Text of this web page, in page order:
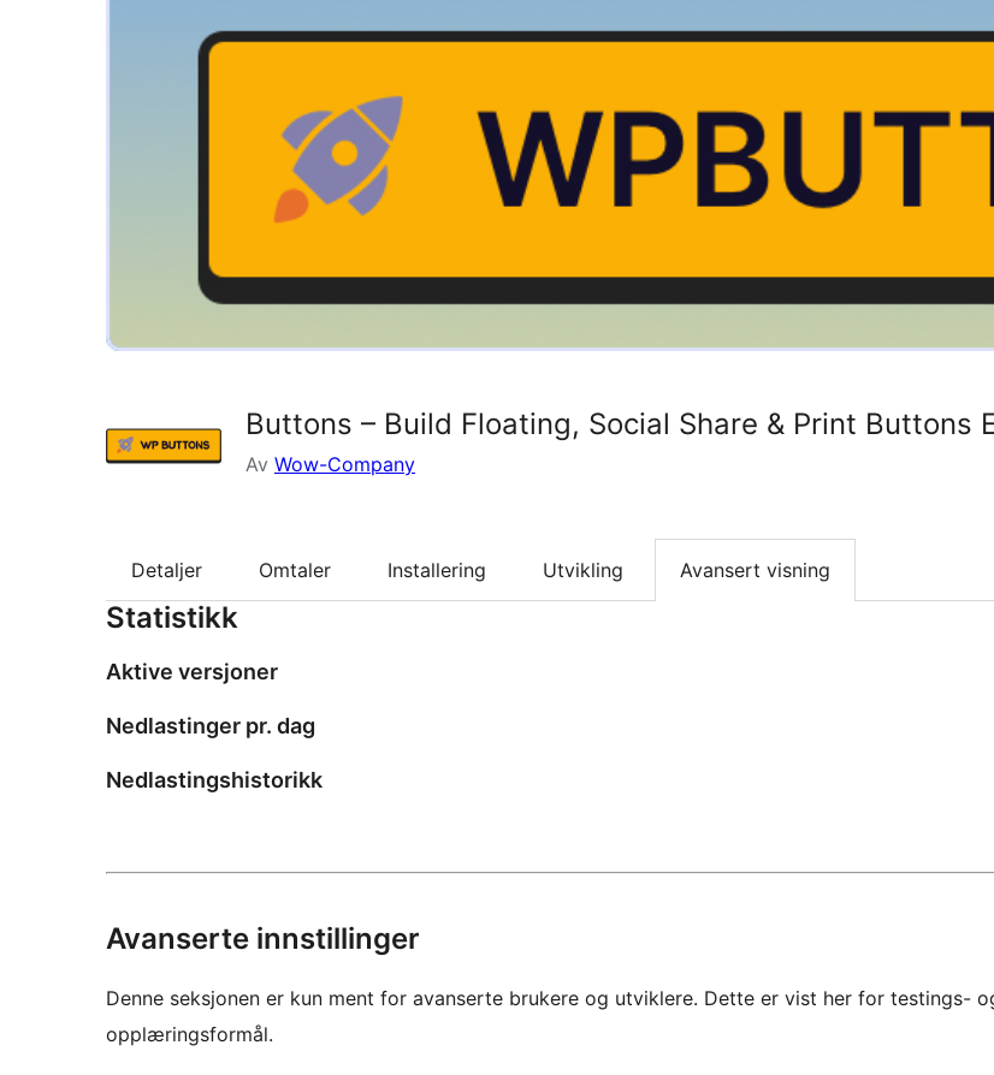
Buttons – Build Floating, Social Share & Print Buttons
Av Wow-Company
Detaljer Omtaler Installering Utvikling Avansert visning
Statistikk
Aktive versjoner
Nedlastinger pr. dag
Nedlastingshistorikk
Avanserte innstillinger
Denne seksjonen er kun ment for avanserte brukere og utviklere. Dette er vist her for testings-
opplæringsformål.